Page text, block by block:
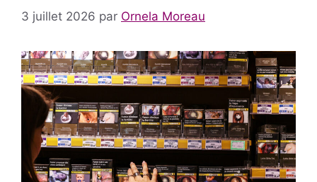
3 juillet 2026 par Ornela Moreau